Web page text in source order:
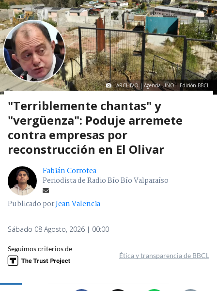
ARCHIVO | Agencia UNO | Edición BBCL
"Terriblemente chantas" y
"vergüenza": Poduje arremete
contra empresas por
reconstrucción en El Olivar
Fabián Corrotea
Periodista de Radio Bío Bío Valparaíso
Publicado porJean Valencia
Sábado 08 Agosto, 2026 | 00:00
Seguimos criterios de
Ética y transparencia de BBCL